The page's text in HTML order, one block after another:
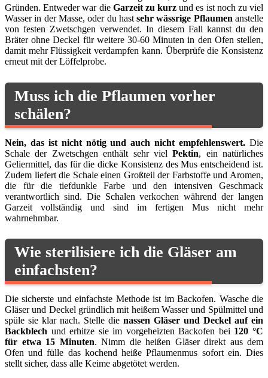
Gründen. Entweder war die Garzeit zu kurz und es ist noch zu viel
Wasser in der Masse, oder du hastsehr wässrige Pflaumen anstelle
von festen Zwetschgen verwendet. In diesem Fall kannst du den
Bräter ohne Deckel für weitere 30-60 Minuten in den Ofen stellen,
damit mehr Flüssigkeit verdampfen kann. Überprüfe die Konsistenz
erneut mit der Löffelprobe.
Muss ich die Pflaumen vorher
schälen?
Nein, das ist nicht nötig und auch nicht empfehlenswert. Die
Schale der Zwetschgen enthält sehr vielPektin, ein natürliches
Geliermittel, das für die dicke Konsistenz des Mus entscheidend ist.
Zudem liefert die Schale einen Großteil der Farbstoffe und Aromen,
die für die tiefdunkle Farbe und den intensiven Geschmack
verantwortlich sind. Die Schalen verkochen während der langen
Garzeit vollständig und sind im fertigen Mus nicht mehr
wahrnehmbar.
Wie sterilisiere ich die Gläser am
einfachsten?
Die sicherste und einfachste Methode ist im Backofen. Wasche die
Gläser und Deckel gründlich mit heißem Wasser und Spülmittel und
spüle sie klar nach. Stelle die nassen Gläser und Deckel auf ein
Backblech und erhitze sie im vorgeheizten Backofen bei 120 °C
für etwa 15 Minuten. Nimm die heißen Gläser direkt aus dem
Ofen und fülle das kochend heiße Pflaumenmus sofort ein. Dies
stellt sicher, dass alle Keime abgetötet werden.